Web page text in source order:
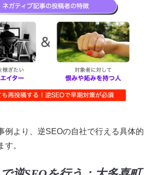
例より、逆SEOの自社で行える具体的
す。